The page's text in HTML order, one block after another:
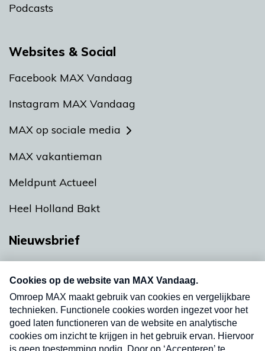
Podcasts
Websites & Social
Facebook MAX Vandaag
Instagram MAX Vandaag
MAX op sociale media
MAX vakantieman
Meldpunt Actueel
Heel Holland Bakt
Nieuwsbrief
nieuwsbrief. Elke vrijdag- en dinsdagochtend in
uw mailbox.
Verzend